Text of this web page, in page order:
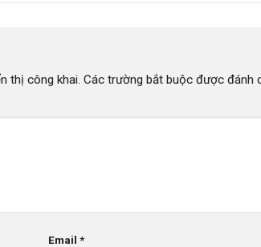
thị công khai. Các trường bắt buộc được đánh
Email *